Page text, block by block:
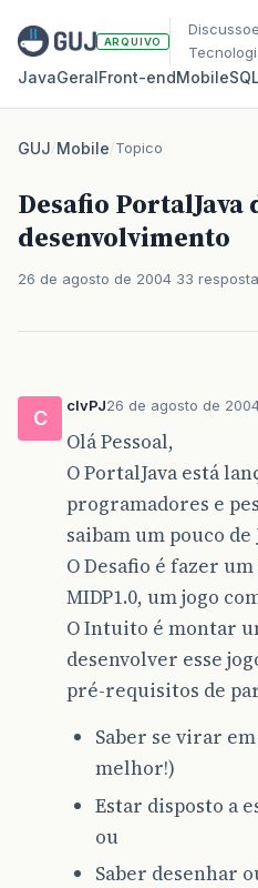
ARQUIVO
JavaGeralFront‑endMobileSQL
GUJ/Mobile/Topico
Desafio PortalJava
desenvolvimento
26 de agosto de 2004 33
C
clvPJ26 de agosto de
Olá Pessoal,
O PortalJava está
programadores e
saibam um pouco de
O Desafio é fazer
MIDP1.0, um jogo
O Intuito é montar
desenvolver esse
pré-requisitos de
Saber se virar em
melhor!)
Estar disposto a
ou
Saber desenhar